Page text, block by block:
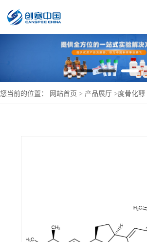
您当前的位置： 网站首页 > 产品展厅 >度骨化醇